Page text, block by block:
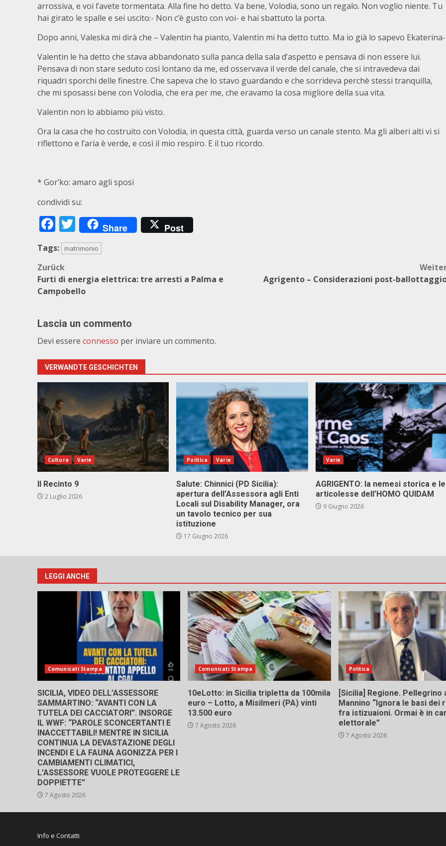
arrossiva, e voi l’avete tormentata. Alla fine ho detto. Va bene, Volodia, sono un regalo. Non voglio niente. Tu
hai girato le spalle e sei uscito:- Non c’è gusto con voi- e hai sbattuto la porta.
Dopo anni, Valeska mi dirà che – Valentin ha pianto, Valentin mi ha detto tutto. Ma io già lo sapevo Ekaterina-
Valentin le ha detto che stava abbandonato sulla panca della sala d’aspetto e pensava di non essere lui.
Pensava di non stare seduto così lontano da me, ed osservava il verde del canale, che si intravedeva dai
riquadri sporchi delle finestre. Che sapeva che lo stavo guardando e che sorrideva perchè stessi tranquilla,
che mi sposassi bene con Volodia, che era per me, che eravamo la cosa migliore della sua vita.
Valentin non lo abbiamo più visto.
Ora la casa che ho costruito con Volodia, in questa città, guarda verso un canale stento. Ma gli alberi alti vi si
riflettono e l’aria è verde, e così il mio respiro. E il tuo ricordo.
* Gor’ko: amaro agli sposi
condividi su:
Facebook
Twitter
Share Post
Tags: matrimonio
Beitragsnavigation
Zurück
Furti di energia elettrica: tre arresti a Palma e
Campobello
Agrigento – Considerazioni post-
Lascia un commento
Devi essere connesso per inviare un commento.
VERWANDTE GESCHICHTEN
Cultura Varie
Il Recinto 9
2 Luglio 2026
Politica Varie
Salute: Chinnici (PD Sicilia):
apertura dell’Assessora agli Enti
Locali sul Disability Manager, ora
un tavolo tecnico per sua
istituzione
17 Giugno 2026
Varie
AGRIGENTO: la nemesi storica e le
articolesse dell’HOMO QUIDAM
9 Giugno 2026
LEGGI ANCHE
Comunicati Stampa
SICILIA, VIDEO DELL’ASSESSORE
SAMMARTINO: “AVANTI CON LA
TUTELA DEI CACCIATORI”. INSORGE
IL WWF: “PAROLE SCONCERTANTI E
INACCETTABILI! MENTRE IN SICILIA
CONTINUA LA DEVASTAZIONE DEGLI
INCENDI E LA FAUNA AGONIZZA PER I
CAMBIAMENTI CLIMATICI,
L’ASSESSORE VUOLE PROTEGGERE LE
DOPPIETTE”
7 Agosto 2026
Comunicati Stampa
10eLotto: in Sicilia tripletta da 100mila
euro – Lotto, a Misilmeri (PA) vinti
13.500 euro
7 Agosto 2026
Politica
[Sicilia] Regione. Pellegrino
Mannino “Ignora le basi dei
fra istizuaioni. Ormai è in
elettorale”
7 Agosto 2026
Info e Contatti